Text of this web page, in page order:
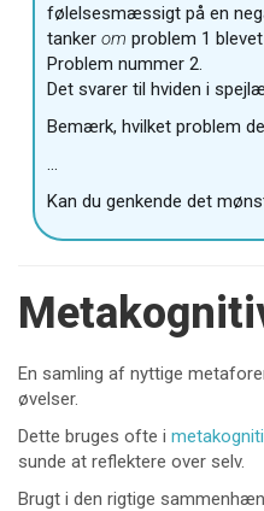
følelsesmæssigt på en
tanker om problem 1
Problem nummer 2.
Det svarer til hviden i
Bemærk, hvilket problem
…
Kan du genkende det
En samling af nyttige
øvelser.
Dette bruges ofte i
sunde at reflektere over selv.
Brugt i den rigtige